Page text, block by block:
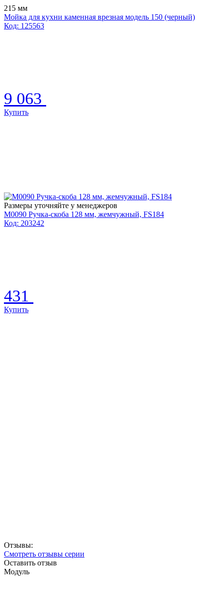
215 мм
Мойка для кухни каменная врезная модель 150 (черный)
Код: 125563
9 063
Купить
Размеры уточняйте у менеджеров
М0090 Ручка-скоба 128 мм, жемчужный, FS184
Код: 203242
431
Купить
Отзывы:
Смотреть отзывы серии
Оставить отзыв
Модуль